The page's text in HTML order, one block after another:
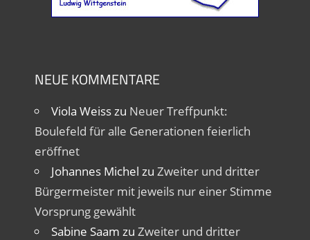
NEUE KOMMENTARE
Viola Weisszu Neuer Treffpunkt:
Boulefeld für alle Generationen feierlich
eröffnet
Johannes Michel zu Zweiter und dritter
Bürgermeister mit jeweils nur einer Stimme
Vorsprung gewählt
Sabine Saam zu Zweiter und dritter